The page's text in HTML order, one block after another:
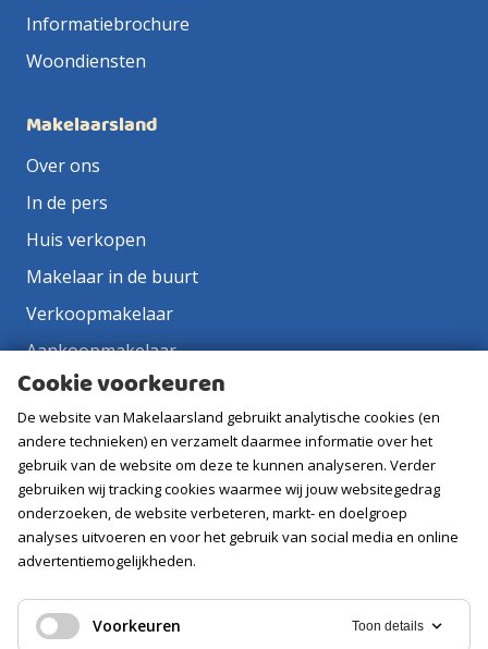
Informatiebrochure
Woondiensten
Makelaarsland
Over ons
In de pers
Huis verkopen
Makelaar in de buurt
Verkoopmakelaar
Aankoopmakelaar
Contact
Vacatures
Volg ons
Cookie voorkeuren
De website van Makelaarsland gebruikt analytische cookies (en
andere technieken) en verzamelt daarmee informatie over het
gebruik van de website om deze te kunnen analyseren. Verder
gebruiken wij tracking cookies waarmee wij jouw websitegedrag
onderzoeken, de website verbeteren, markt- en doelgroep
analyses uitvoeren en voor het gebruik van social media en online
advertentiemogelijkheden.
Voorkeuren Toon details